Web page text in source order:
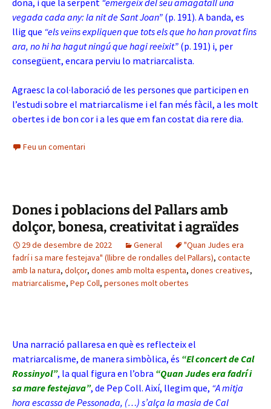
dona, i que la serpent “emergeix del seu amagatall una
vegada cada any: la nit de Sant Joan” (p. 191). A banda, es
llig que “els veïns expliquen que tots els que ho han provat fins
ara, no hi ha hagut ningú que hagi reeixit” (p. 191) i, per
consegüent, encara perviu lo matriarcalista.
Agraesc la col·laboració de les persones que participen en
l’estudi sobre el matriarcalisme i el fan més fàcil, a les molt
obertes i de bon cor i a les que em fan costat dia rere dia.
Feu un comentari
Dones i poblacions del Pallars amb
dolçor, bonesa, creativitat i agraïdes
29 de desembre de 2022 General
"Quan Judes era
fadrí i sa mare festejava" (llibre de rondalles del Pallars), contacte
amb la natura, dolçor, dones amb molta espenta, dones creatives,
matriarcalisme, Pep Coll, persones molt obertes
Una narració pallaresa en què es reflecteix el
matriarcalisme, de manera simbòlica, és “El concert de Cal
Rossinyol”, la qual figura en l’obra “Quan Judes era fadrí i
sa mare festejava”, de Pep Coll. Així, llegim que, “A mitja
hora escassa de Pessonada, (…) s’alça la masia de Cal